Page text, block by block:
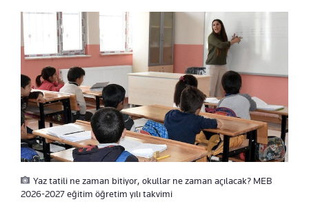
Yaz tatili ne zaman bitiyor, okullar ne zaman açılacak? MEB
2026-2027 eğitim öğretim yılı takvimi